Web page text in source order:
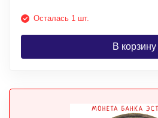
Осталась 1 шт.
В корзину